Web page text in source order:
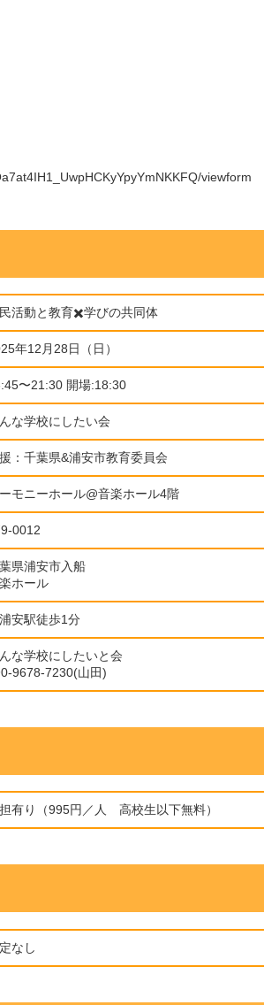
viewform
活動と教育✖️学びの共同体
年12月28日（日）
〜21:30 開場:18:30
な学校にしたい会
：千葉県&浦安市教育委員会
モニーホール@音楽ホール4階
0012
県浦安市入船
ホール
安駅徒歩1分
な学校にしたいと会
9678-7230(山田)
有り（995円／人 高校生以下無料）
なし